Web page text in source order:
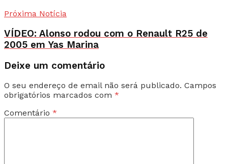
Próxima Notícia
VÍDEO: Alonso rodou com o Renault R25 de
2005 em Yas Marina
Deixe um comentário
O seu endereço de email não será publicado. Campos
obrigatórios marcados com *
Comentário *